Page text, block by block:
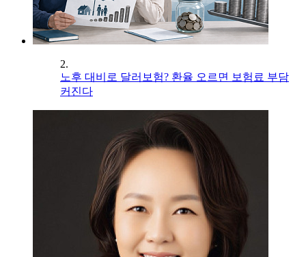
2.
노후 대비로 달러보험? 환율 오르면 보험료 부담
커진다